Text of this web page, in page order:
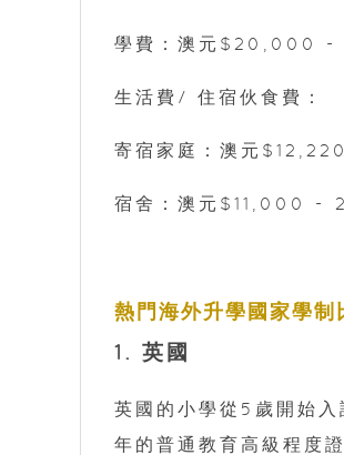
學費：澳元$20,000
生活費/ 住宿伙食費：
寄宿家庭：澳元
宿舍：澳元$11,000 -
熱門海外升學國家學制
1. 英國
英國的小學從5歲開始
年的普通教育高級程度